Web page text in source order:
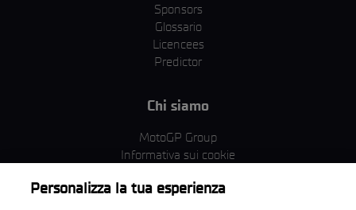
Sponsors
Glossario
Licencees
Predictor
Chi siamo
MotoGP Group
Informativa sui cookie
Corporate & ESG
Personalizza la tua esperienza